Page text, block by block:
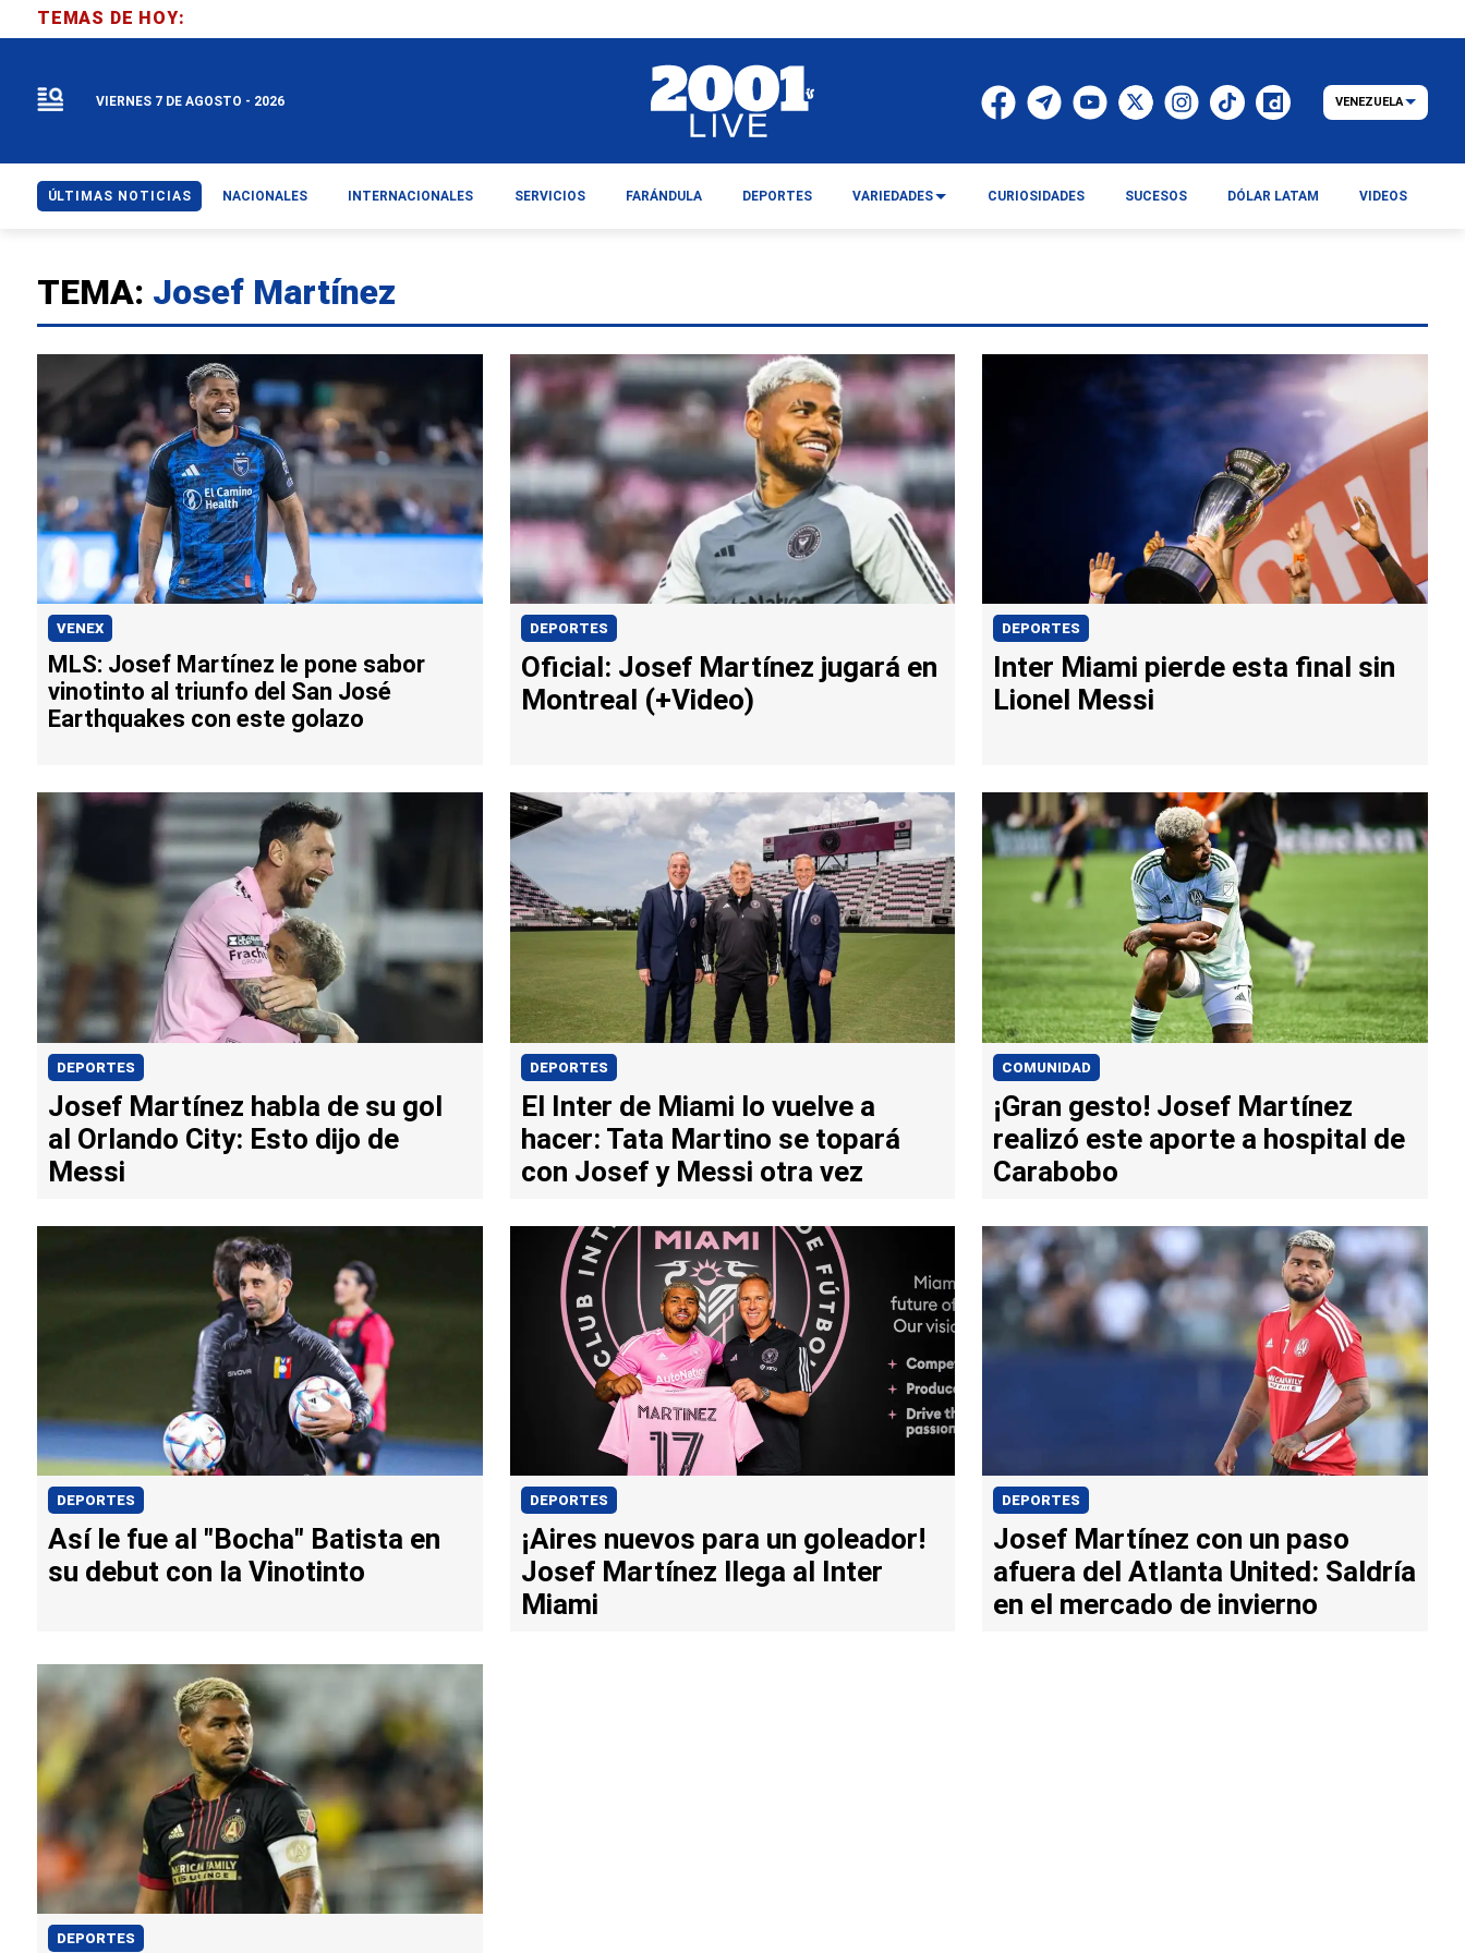
TEMA: Josef Martínez
VENEX
MLS: Josef Martínez le pone sabor
vinotinto al triunfo del San José
Earthquakes con este golazo
DEPORTES
Oficial: Josef Martínez jugará en
Montreal (+Video)
DEPORTES
Inter Miami pierde esta final sin
Lionel Messi
DEPORTES
Josef Martínez habla de su gol
al Orlando City: Esto dijo de
Messi
DEPORTES
El Inter de Miami lo vuelve a
hacer: Tata Martino se topará
con Josef y Messi otra vez
COMUNIDAD
¡Gran gesto! Josef Martínez
realizó este aporte a hospital de
Carabobo
DEPORTES
Así le fue al "Bocha" Batista en
su debut con la Vinotinto
DEPORTES
¡Aires nuevos para un goleador!
Josef Martínez llega al Inter
Miami
DEPORTES
Josef Martínez con un paso
afuera del Atlanta United: Saldría
en el mercado de invierno
DEPORTES
TEMAS DE HOY:
VIERNES 7 DE AGOSTO - 2026 VENEZUELA
ÚLTIMAS NOTICIAS NACIONALES INTERNACIONALES SERVICIOS FARÁNDULA DEPORTES VARIEDADES CURIOSIDADES SUCESOS DÓLAR LATAM VIDEOS